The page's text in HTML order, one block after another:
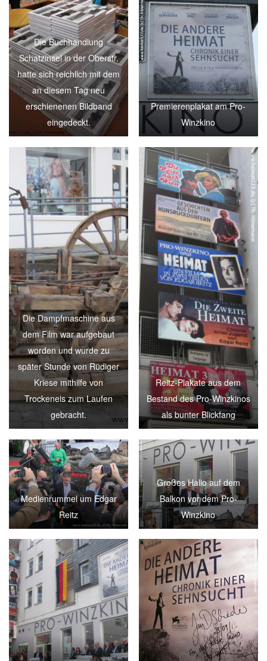
Die Buchhandlung
Schatzinsel in der Oberstr.
hatte sich reichlich mit dem
an diesem Tag neu
erschienenen Bildband
eingedeckt.
Premierenplakat am Pro-
Winzkino
Die Dampfmaschine aus
dem Film war aufgebaut
worden und wurde zu
später Stunde von Rüdiger
Kriese mithilfe von
Trockeneis zum Laufen
gebracht.
Reitz-Plakate aus dem
Bestand des Pro-Winzkinos
als bunter Blickfang
Medienrummel um Edgar
Reitz
Großes Hallo auf dem
Balkon vor dem Pro-
Winzkino